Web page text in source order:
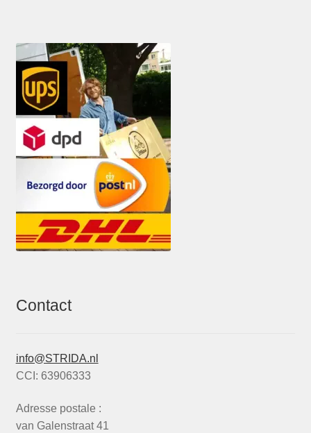
Contact
info@STRIDA.nl
CCI: 63906333
Adresse postale :
van Galenstraat 41